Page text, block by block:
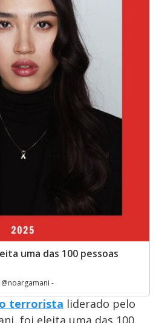
uma das 100 pessoas
-
terrorista liderado pelo
foi eleita uma das 100